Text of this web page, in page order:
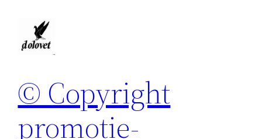
© Copyright
promotie-